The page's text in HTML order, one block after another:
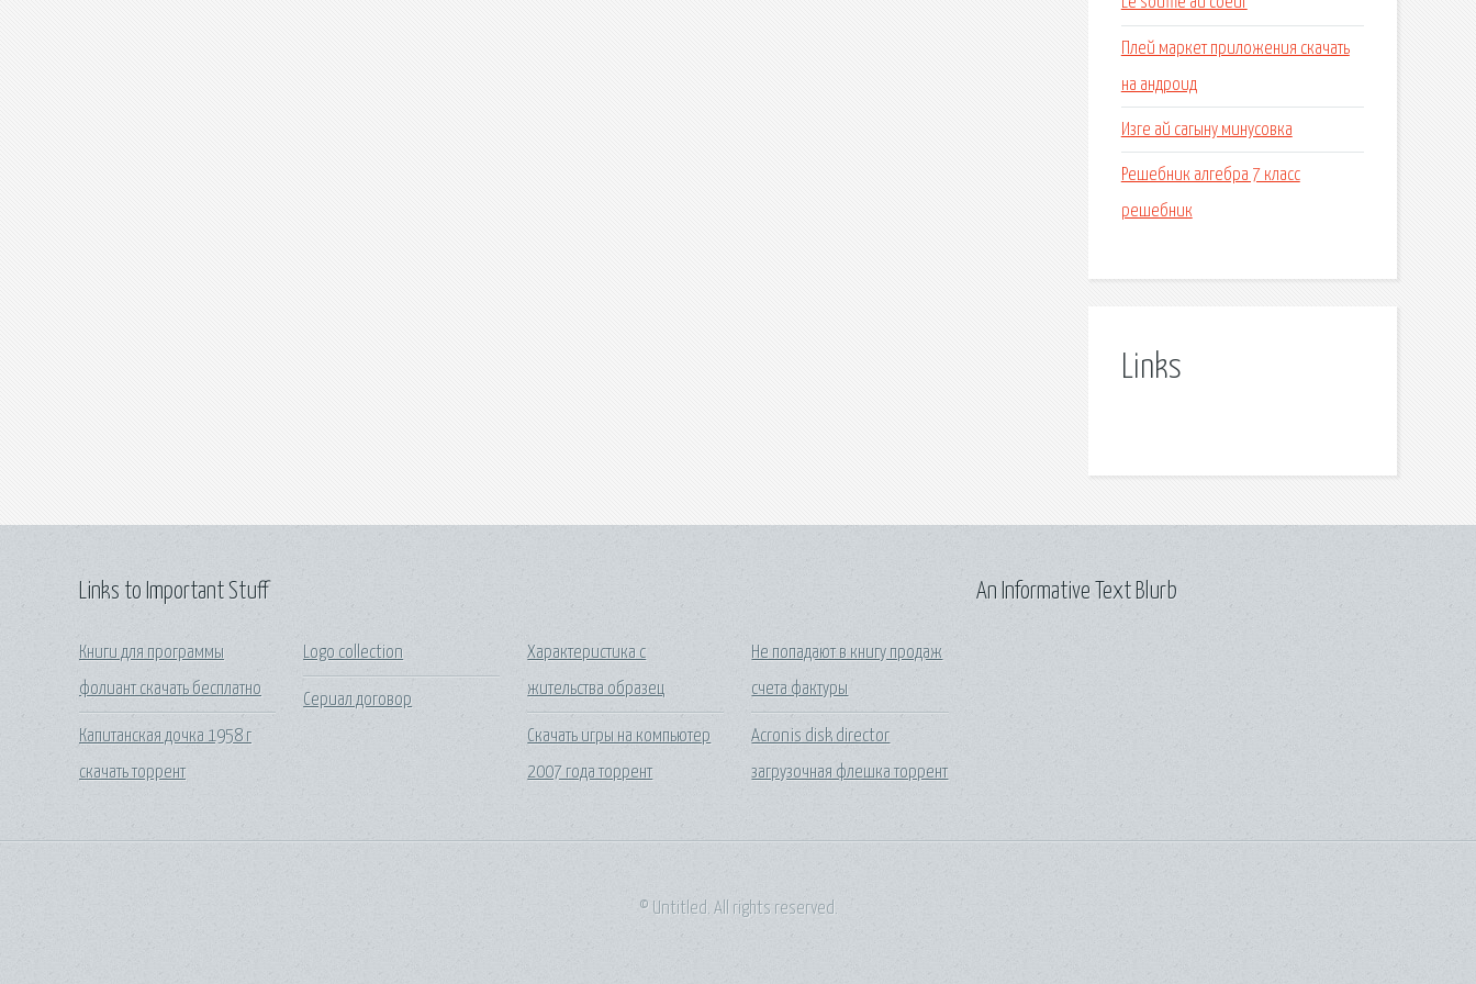
Плей маркет приложения скачать
на андроид
Изге ай сагыну минусовка
Решебник алгебра 7 класс
решебник
Links
Links to Important Stuff
Книги для программы
фолиант скачать бесплатно
Капитанская дочка 1958 г
скачать торрент
Logo collection
Сериал договор
Характеристика с
жительства образец
Скачать игры на компьютер
2007 года торрент
Не попадают в книгу продаж
счета фактуры
Acronis disk director
загрузочная флешка торрент
An Informative Text Blurb
© Untitled. All rights reserved.